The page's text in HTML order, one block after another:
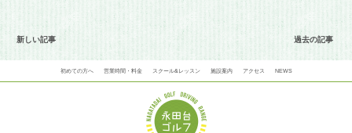
新しい記事 過去の記事
初めての方へ 営業時間・料金 スクール&レッスン 施設案内 アクセス NEWS